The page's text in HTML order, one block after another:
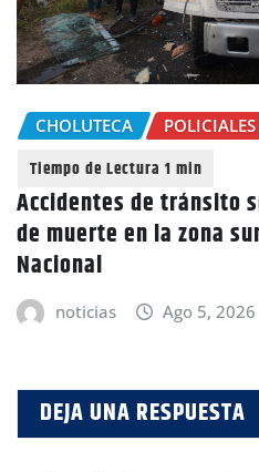
CHOLUTECA POLICIALES
Accidentes de tránsito
de muerte en la zona
Nacional
noticias Ago 5, 2026
DEJA UNA RESPUESTA